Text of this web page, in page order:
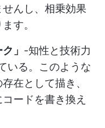
んし、相乗効果
す。
」 -知性と技術力
いる。このような
在として描き、
ードを書き換え